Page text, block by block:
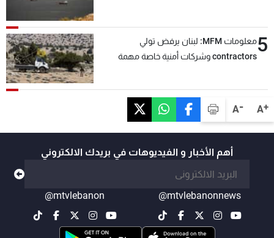
A+
A-
5
معلومات MFM: لبنان يرفض تولي
contractors وشركات أمنية خاصة مهمة
أهم الأخبار و الفيديوهات في بريدك الالكتروني
@mtvlebanonnews
@mtvlebanon